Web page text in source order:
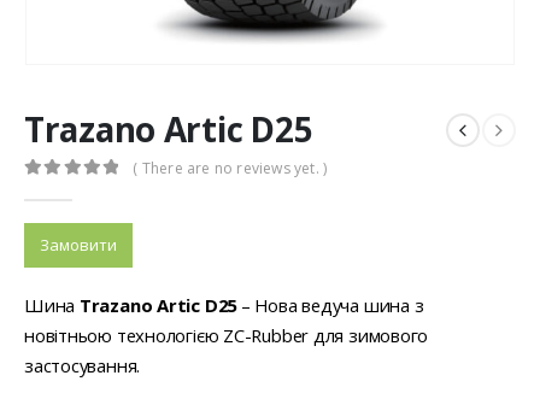
Trazano Artic D25
( There are no reviews yet. )
Замовити
Шина Trazano Artic D25– Нова ведуча шина з
новітньою технологією ZC-Rubber для зимового
застосування.
WestLake ALL Season Elite Z-401